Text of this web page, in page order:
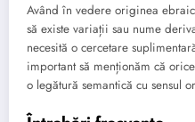
Având în vedere originea
să existe variații sau nume
necesită o cercetare
important să menționăm că
o legătură semantică cu sensul